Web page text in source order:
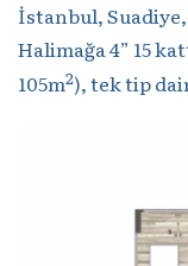
İstanbul,
Halimağa 4” 15
105m2), tek tip